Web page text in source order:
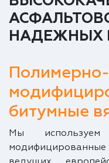
НАДЕЖНЫХ
Полимерно-
битумные
Мы используем